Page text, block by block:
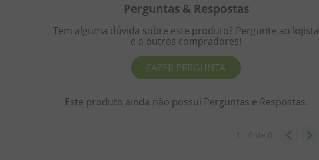
Perguntas & Respostas
Tem alguma dúvida sobre este produto? Pergunte ao lojista
e a outros compradores!
FAZER PERGUNTA
Este produto ainda não possui Perguntas e Respostas.